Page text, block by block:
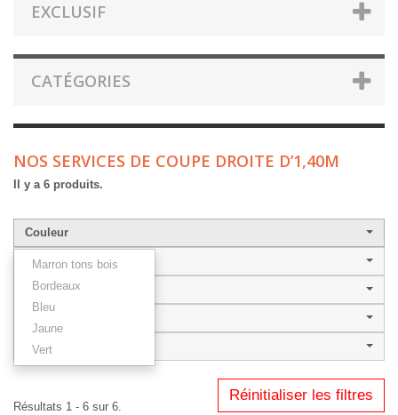
EXCLUSIF
CATÉGORIES
NOS SERVICES DE COUPE DROITE D’1,40M
Il y a 6 produits.
Couleur
Marron tons bois
Bordeaux
Bleu
Jaune
Vert
Largeur de baguette
Style
Type
Réinitialiser les filtres
Résultats 1 - 6 sur 6.